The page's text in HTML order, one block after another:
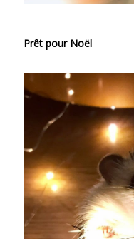
Prêt pour Noël